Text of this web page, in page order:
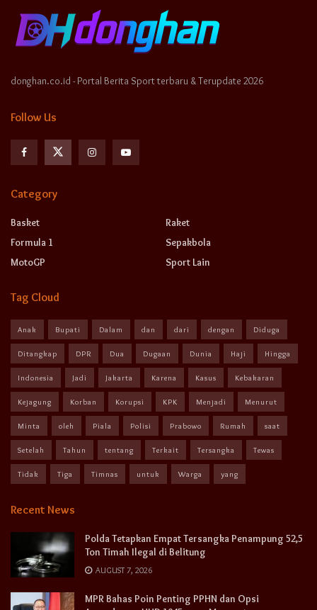
donghan.co.id - Portal Berita Sport terbaru & Terupdate 2026
Follow Us
Category
Basket
Formula 1
MotoGP
Raket
Sepakbola
Sport Lain
Tag Cloud
Anak Bupati Dalam dan dari dengan Diduga
Ditangkap DPR Dua Dugaan Dunia Haji Hingga
Indonesia Jadi Jakarta Karena Kasus Kebakaran
Kejagung Korban Korupsi KPK Menjadi Menurut
Minta oleh Piala Polisi Prabowo Rumah saat
Setelah Tahun tentang Terkait Tersangka Tewas
Tidak Tiga Timnas untuk Warga yang
Recent News
Polda Tetapkan Empat Tersangka Penampung 52,5
Ton Timah Ilegal di Belitung
AUGUST 7, 2026
MPR Bahas Poin Penting PPHN dan Opsi